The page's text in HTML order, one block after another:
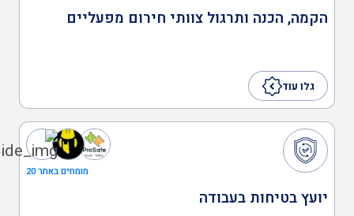
עזרה ראשונה
עורך מבדקי בטיחות
במוסדות חינוך
תוכנה לניהול הבטיחות
הקמה, הכנה ותרגול צוותי חירום מפעליים
גלו עוד
מומחים באתר 20
יועץ בטיחות בעבודה